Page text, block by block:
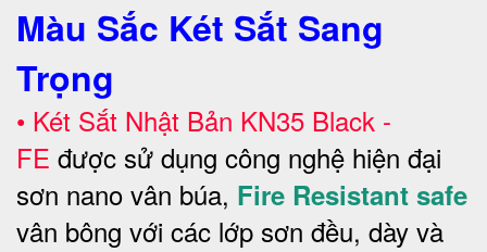
Màu Sắc Két Sắt Sang
Trọng
• Két Sắt Nhật Bản KN35 Black -
FE được sử dụng công nghệ hiện đại
sơn nano vân búa, Fire Resistant safe
vân bông với các lớp sơn đều, dày và